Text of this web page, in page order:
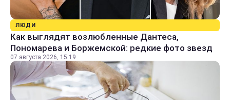
ЛЮДИ
Как выглядят возлюбленные Дантеса,
Пономарева и Боржемской: редкие фото звезд
07 августа 2026, 15:19